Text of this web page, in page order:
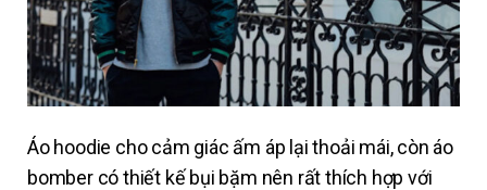
Áo hoodie cho cảm giác ấm áp lại thoải mái, còn áo
bomber có thiết kế bụi bặm nên rất thích hợp với